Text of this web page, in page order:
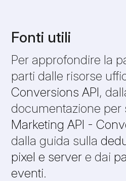
Fonti utili
Per approfondire la
parti dalle risorse
Conversions API,
documentazione per
Marketing API -
dalla guida sulla
pixel e server e dai
eventi.